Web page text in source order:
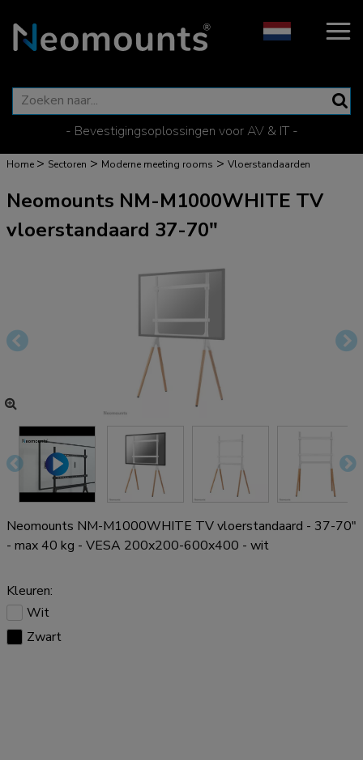
- Bevestigingsoplossingen voor AV & IT -
Home > Sectoren > Moderne meeting rooms > Vloerstandaarden
Neomounts NM-M1000WHITE TV
vloerstandaard 37-70"
Neomounts NM-M1000WHITE TV vloerstandaard - 37-70"
- max 40 kg - VESA 200x200-600x400 - wit
Kleuren:
Wit
Zwart